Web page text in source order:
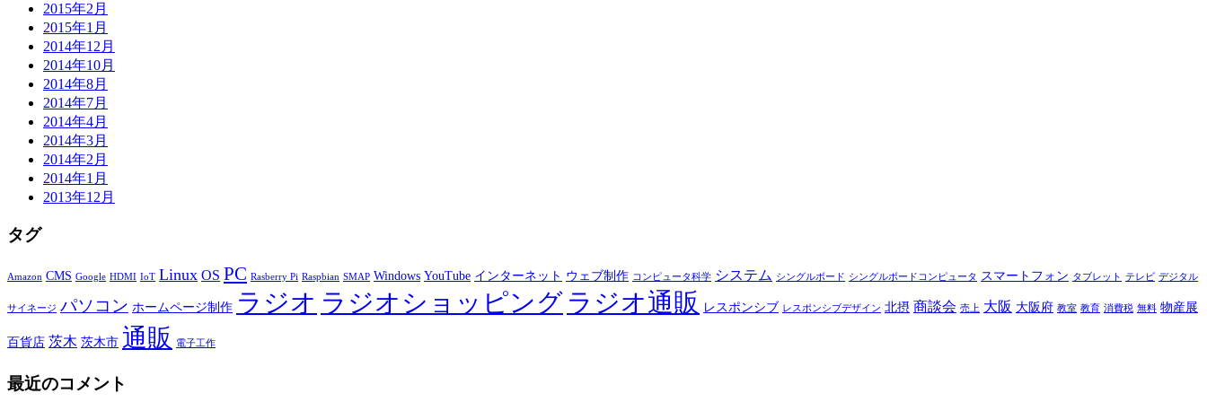
2015年2月
2015年1月
2014年12月
2014年10月
2014年8月
2014年7月
2014年4月
2014年3月
2014年2月
2014年1月
2013年12月
タグ
Amazon CMS Google HDMI IoT Linux OS PC Rasberry Pi Raspbian SMAP Windows YouTube インターネット ウェブ制作 コンピュータ科学 システム シングルボード シングルボードコンピュータ スマートフォン タブレット テレビ デジタル
サイネージ パソコン ホームページ制作 ラジオ ラジオショッピング ラジオ通販 レスポンシブ レスポンシブデザイン 北摂 商談会 売上 大阪 大阪府 教室 教育 消費税 無料 物産展
百貨店 茨木 茨木市 通販 電子工作
最近のコメント